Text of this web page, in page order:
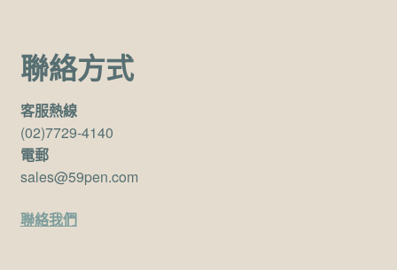
聯絡方式
客服熱線
(02)7729-4140
電郵
sales@59pen.com
聯絡我們